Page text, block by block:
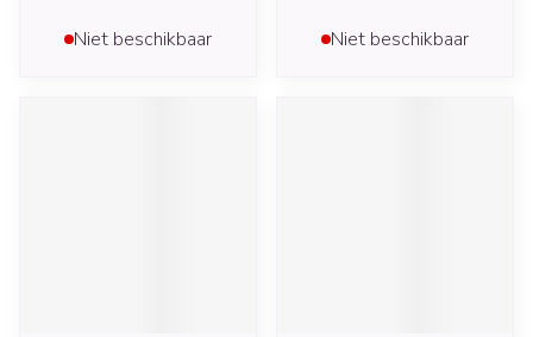
Niet beschikbaar Niet beschikbaar